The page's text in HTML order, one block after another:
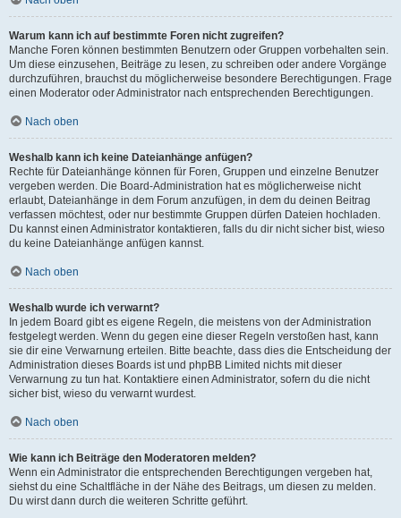
Warum kann ich auf bestimmte Foren nicht zugreifen?
Manche Foren können bestimmten Benutzern oder Gruppen vorbehalten sein.
Um diese einzusehen, Beiträge zu lesen, zu schreiben oder andere Vorgänge
durchzuführen, brauchst du möglicherweise besondere Berechtigungen. Frage
einen Moderator oder Administrator nach entsprechenden Berechtigungen.
Nach oben
Weshalb kann ich keine Dateianhänge anfügen?
Rechte für Dateianhänge können für Foren, Gruppen und einzelne Benutzer
vergeben werden. Die Board-Administration hat es möglicherweise nicht
erlaubt, Dateianhänge in dem Forum anzufügen, in dem du deinen Beitrag
verfassen möchtest, oder nur bestimmte Gruppen dürfen Dateien hochladen.
Du kannst einen Administrator kontaktieren, falls du dir nicht sicher bist, wieso
du keine Dateianhänge anfügen kannst.
Nach oben
Weshalb wurde ich verwarnt?
In jedem Board gibt es eigene Regeln, die meistens von der Administration
festgelegt werden. Wenn du gegen eine dieser Regeln verstoßen hast, kann
sie dir eine Verwarnung erteilen. Bitte beachte, dass dies die Entscheidung der
Administration dieses Boards ist und phpBB Limited nichts mit dieser
Verwarnung zu tun hat. Kontaktiere einen Administrator, sofern du die nicht
sicher bist, wieso du verwarnt wurdest.
Nach oben
Wie kann ich Beiträge den Moderatoren melden?
Wenn ein Administrator die entsprechenden Berechtigungen vergeben hat,
siehst du eine Schaltfläche in der Nähe des Beitrags, um diesen zu melden.
Du wirst dann durch die weiteren Schritte geführt.